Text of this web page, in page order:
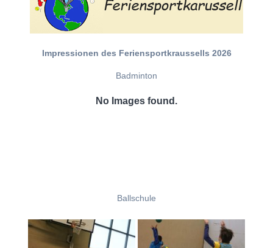
Impressionen des Feriensportkraussells 2026
Badminton
No Images found.
Ballschule